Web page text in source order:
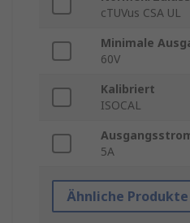
cTUVus CSA UL
Minimale
60V
Kalibriert
ISOCAL
5A
Ähnliche